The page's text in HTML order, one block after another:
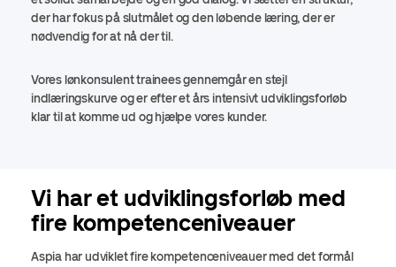
der har fokus på slutmålet og den løbende læring, der er
nødvendig for at nå der til.
Vores lønkonsulent trainees gennemgår en stejl
indlæringskurve og er efter et års intensivt udviklingsforløb
klar til at komme ud og hjælpe vores kunder.
Vi har et udviklingsforløb med
fire kompetenceniveauer
Aspia har udviklet fire kompetenceniveauer med det formål